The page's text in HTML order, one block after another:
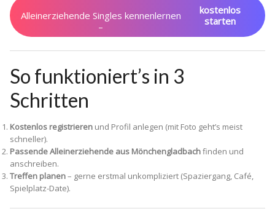
Alleinerziehende Singles kennenlernen
–
kostenlos
starten
So funktioniert’s in 3
Schritten
Kostenlos registrieren und Profil anlegen (mit Foto geht’s meist
schneller).
Passende Alleinerziehende aus Mönchengladbachfinden und
anschreiben.
Treffen planen– gerne erstmal unkompliziert (Spaziergang, Café,
Spielplatz-Date).